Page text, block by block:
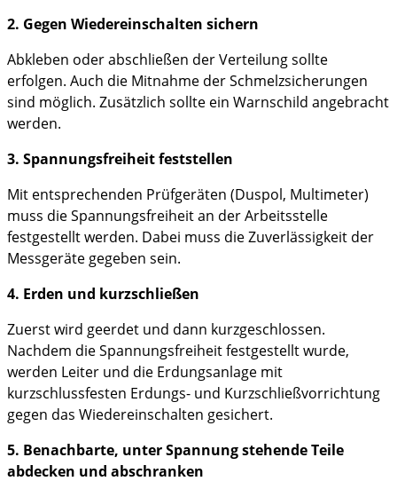
2. Gegen Wiedereinschalten sichern
Abkleben oder abschließen der Verteilung sollte
erfolgen. Auch die Mitnahme der Schmelzsicherungen
sind möglich. Zusätzlich sollte ein Warnschild angebracht
werden.
3. Spannungsfreiheit feststellen
Mit entsprechenden Prüfgeräten (Duspol, Multimeter)
muss die Spannungsfreiheit an der Arbeitsstelle
festgestellt werden. Dabei muss die Zuverlässigkeit der
Messgeräte gegeben sein.
4. Erden und kurzschließen
Zuerst wird geerdet und dann kurzgeschlossen.
Nachdem die Spannungsfreiheit festgestellt wurde,
werden Leiter und die Erdungsanlage mit
kurzschlussfesten Erdungs- und Kurzschließvorrichtung
gegen das Wiedereinschalten gesichert.
5. Benachbarte, unter Spannung stehende Teile
abdecken und abschranken